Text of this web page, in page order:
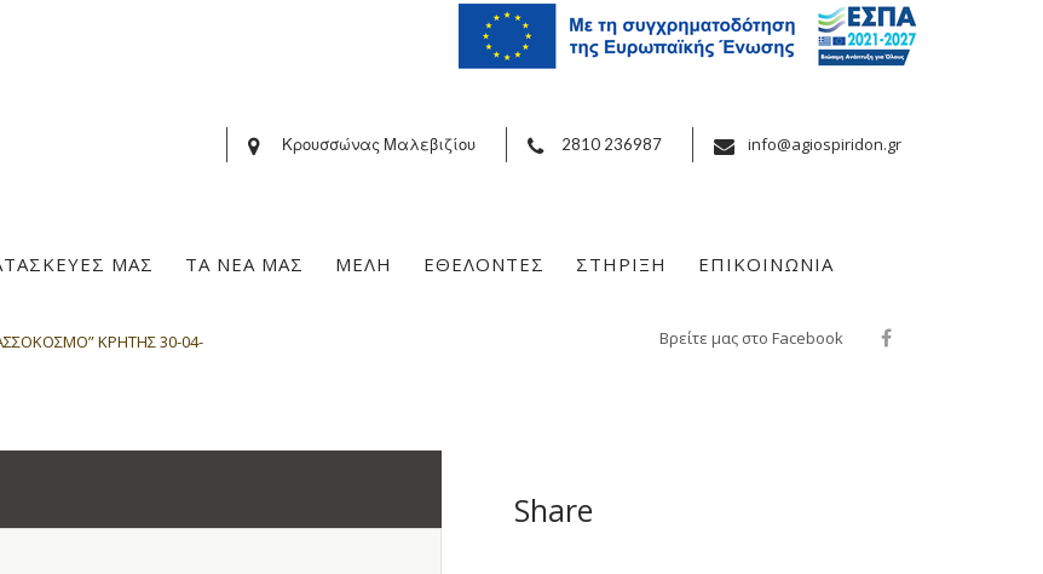
Κρουσσώνας Μαλεβιζίου 2810 236987 info@agiospiridon.gr
ΜΑΣ ΤΑ ΝΕΑ ΜΑΣ ΜΕΛΗ ΕΘΕΛΟΝΤΕΣ ΣΤΗΡΙΞΗ ΕΠΙΚΟΙΝΩΝΙΑ
ΚΡΗΤΗΣ 30-04-
Βρείτε μας στο Facebook
Share